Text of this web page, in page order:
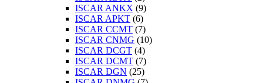
ISCAR ANKX (9)
ISCAR APKT (6)
ISCAR CCMT (7)
ISCAR CNMG (10)
ISCAR DCGT (4)
ISCAR DCMT (7)
ISCAR DGN (25)